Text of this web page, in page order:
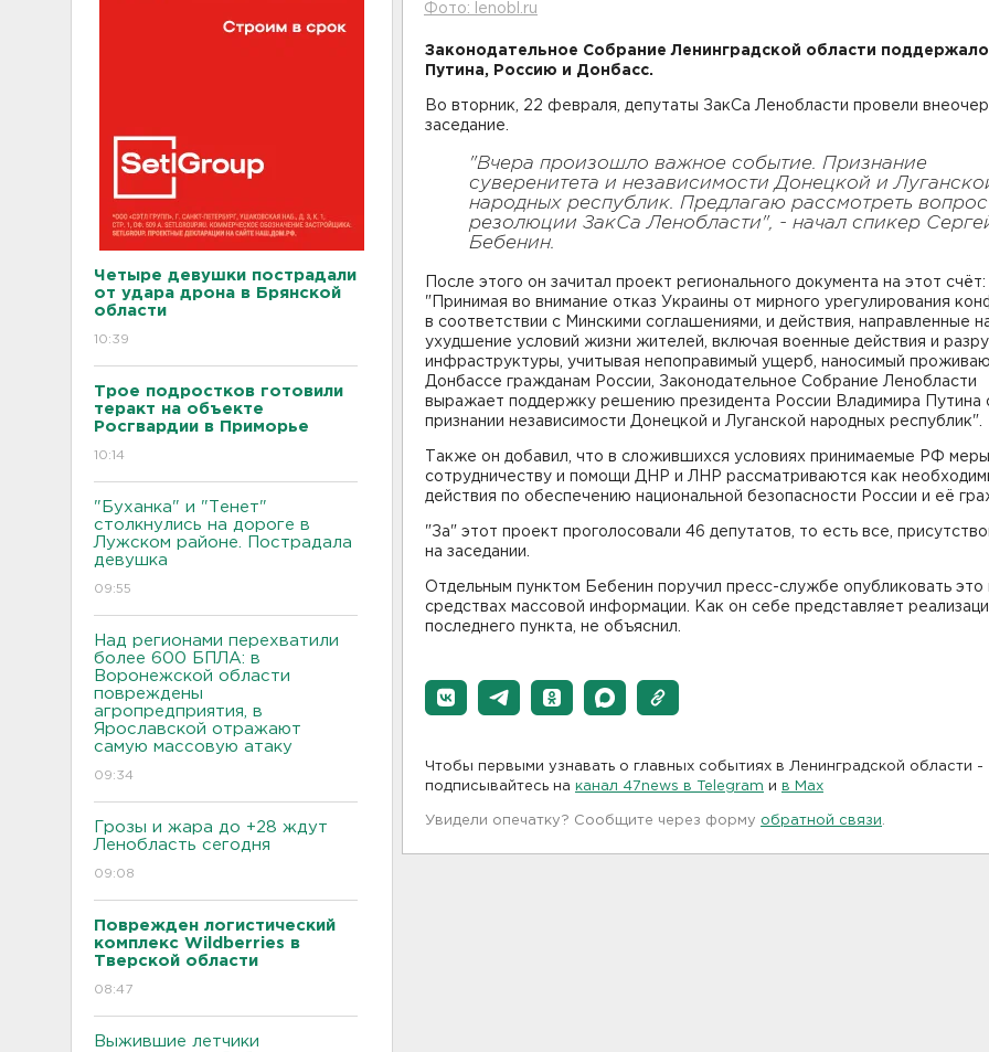
Четыре девушки пострадали
от удара дрона в Брянской
области
10:39
Трое подростков готовили
теракт на объекте
Росгвардии в Приморье
10:14
"Буханка" и "Тенет"
столкнулись на дороге в
Лужском районе. Пострадала
девушка
09:55
Над регионами перехватили
более 600 БПЛА: в
Воронежской области
повреждены
агропредприятия, в
Ярославской отражают
самую массовую атаку
09:34
Грозы и жара до +28 ждут
Ленобласть сегодня
09:08
Поврежден логистический
комплекс Wildberries в
Тверской области
08:47
Выжившие летчики
Фото: lenobl.ru
Законодательное Собрание Ленинградской области поддержало
Путина, Россию и Донбасс.
Во вторник, 22 февраля, депутаты ЗакСа Ленобласти провели
заседание.
"Вчера произошло важное событие. Признание
суверенитета и независимости Донецкой и
народных республик. Предлагаю рассмотреть
резолюции ЗакСа Ленобласти", - начал спикер
Бебенин.
После этого он зачитал проект регионального документа на этот счёт:
"Принимая во внимание отказ Украины от мирного урегулирования
в соответствии с Минскими соглашениями, и действия, направленные
ухудшение условий жизни жителей, включая военные действия и
инфраструктуры, учитывая непоправимый ущерб, наносимый
Донбассе гражданам России, Законодательное Собрание Ленобласти
выражает поддержку решению президента России Владимира Путина
признании независимости Донецкой и Луганской народных
Также он добавил, что в сложившихся условиях принимаемые РФ
сотрудничеству и помощи ДНР и ЛНР рассматриваются как
действия по обеспечению национальной безопасности России и её
"За" этот проект проголосовали 46 депутатов, то есть все,
на заседании.
Отдельным пунктом Бебенин поручил пресс-службе опубликовать это
средствах массовой информации. Как он себе представляет
последнего пункта, не объяснил.
Чтобы первыми узнавать о главных событиях в Ленинградской области -
подписывайтесь на канал 47news в Telegram и в Maх
Увидели опечатку? Сообщите через форму обратной связи